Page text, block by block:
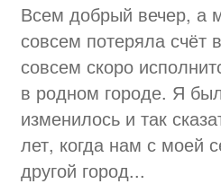
Всем добрый вечер, а
совсем потеряла
совсем скоро
в родном городе. Я
изменилось и так
лет, когда нам с моей
другой город...